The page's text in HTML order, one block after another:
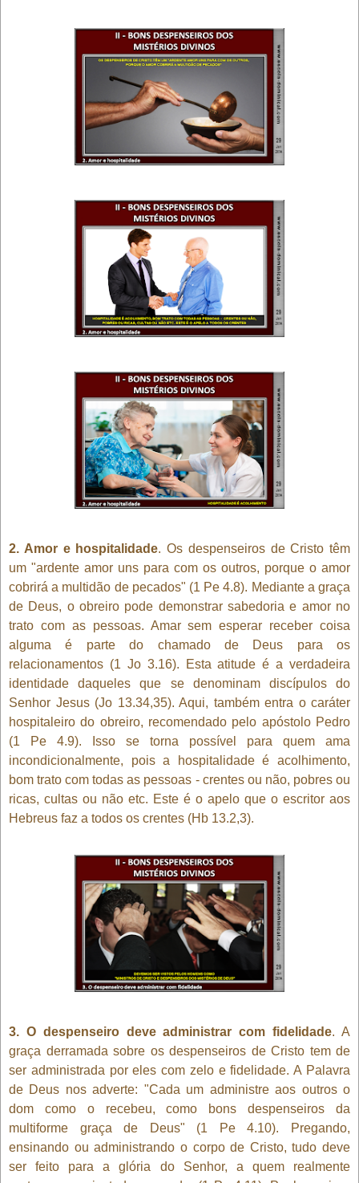
2. Amor e hospitalidade. Os despenseiros de Cristo têm
um "ardente amor uns para com os outros, porque o amor
cobrirá a multidão de pecados" (1 Pe 4.8). Mediante a graça
de Deus, o obreiro pode demonstrar sabedoria e amor no
trato com as pessoas. Amar sem esperar receber coisa
alguma é parte do chamado de Deus para os
relacionamentos (1 Jo 3.16). Esta atitude é a verdadeira
identidade daqueles que se denominam discípulos do
Senhor Jesus (Jo 13.34,35). Aqui, também entra o caráter
hospitaleiro do obreiro, recomendado pelo apóstolo Pedro
(1 Pe 4.9). Isso se torna possível para quem ama
incondicionalmente, pois a hospitalidade é acolhimento,
bom trato com todas as pessoas - crentes ou não, pobres ou
ricas, cultas ou não etc. Este é o apelo que o escritor aos
Hebreus faz a todos os crentes (Hb 13.2,3).
3. O despenseiro deve administrar com fidelidade. A
graça derramada sobre os despenseiros de Cristo tem de
ser administrada por eles com zelo e fidelidade. A Palavra
de Deus nos adverte: "Cada um administre aos outros o
dom como o recebeu, como bons despenseiros da
multiforme graça de Deus" (1 Pe 4.10). Pregando,
ensinando ou administrando o corpo de Cristo, tudo deve
ser feito para a glória do Senhor, a quem realmente